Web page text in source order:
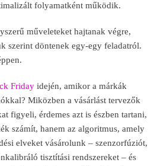
folyamatként működik.
ű műveleteket hajtanak végre,
szerint döntenek egy-egy feladatról.
Friday idején, amikor a márkák
Miközben a vásárlást tervezők
figyeli, érdemes azt is észben tartani,
számít, hanem az algoritmus, amely
elveket vásárolunk – szenzorfúziót,
tisztítási rendszereket – és